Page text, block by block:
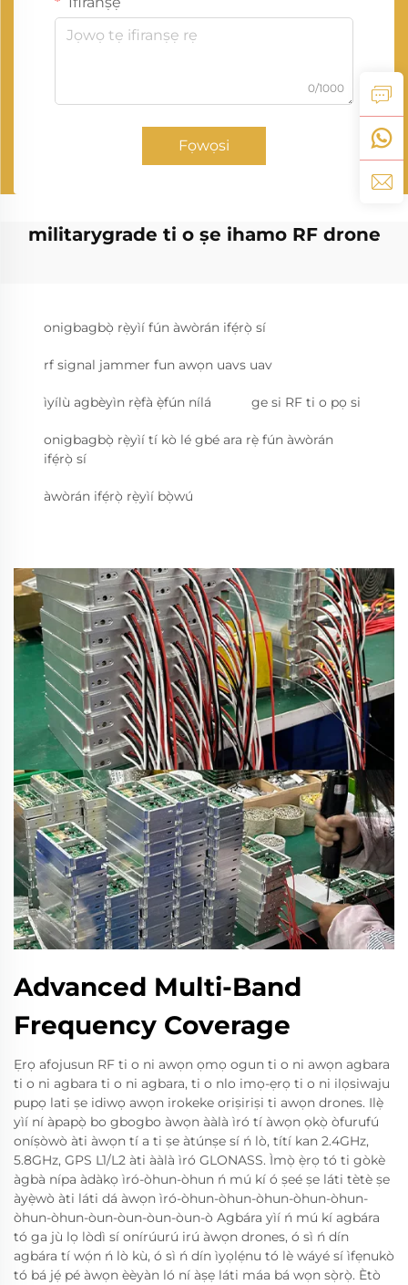
0/1000
Fọwọsi
militarygrade ti o ṣe ihamo RF drone
onigbagbọ̀ rẹ̀yìí fún àwòrán ifẹ́rọ̀ sí
rf signal jammer fun awọn uavs uav
ìyílù agbèyìn rẹ̀fà ẹ̀fún nílá ge si RF ti o pọ si
onigbagbọ̀ rẹ̀yìí tí kò lé gbé ara rẹ̀ fún àwòrán
ifẹ́rọ̀ sí
àwòrán ifẹ́rọ̀ rẹ̀yìí bọ̀wú
Advanced Multi-Band
Frequency Coverage
Ẹrọ afojusun RF ti o ni awọn ọmọ ogun ti o ni awọn agbara
ti o ni agbara ti o ni agbara, ti o nlo imọ-ẹrọ ti o ni ilọsiwaju
pupọ lati ṣe idiwọ awọn irokeke oriṣiriṣi ti awọn drones. Ilẹ̀
yìí ní àpapọ̀ bo gbogbo àwọn ààlà ìró tí àwọn ọkọ̀ òfurufú
oníṣòwò àti àwọn tí a ti ṣe àtúnṣe sí ń lò, títí kan 2.4GHz,
5.8GHz, GPS L1/L2 àti ààlà ìró GLONASS. Ìmọ̀ ẹ̀rọ tó ti gòkè
àgbà nípa àdàkọ ìró-òhun-òhun ń mú kí ó ṣeé ṣe láti tètè ṣe
àyẹ̀wò àti láti dá àwọn ìró-òhun-òhun-òhun-òhun-òhun-
òhun-òhun-òun-òun-òun-òun-ò Agbára yìí ń mú kí agbára
tó ga jù lọ lòdì sí onírúurú irú àwọn drones, ó sì ń dín
agbára tí wọ́n ń lò kù, ó sì ń dín ìyọlẹ́nu tó lè wáyé sí ìfẹnukò
tó bá jẹ́ pé àwọn èèyàn ló ní àṣẹ láti máa bá wọn sọ̀rọ̀. Ètò